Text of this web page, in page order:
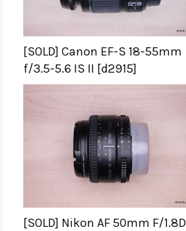
[SOLD] Canon EF-S 18-55mm
f/3.5-5.6 IS II [d2915]
[SOLD] Nikon AF 50mm F/1.8D